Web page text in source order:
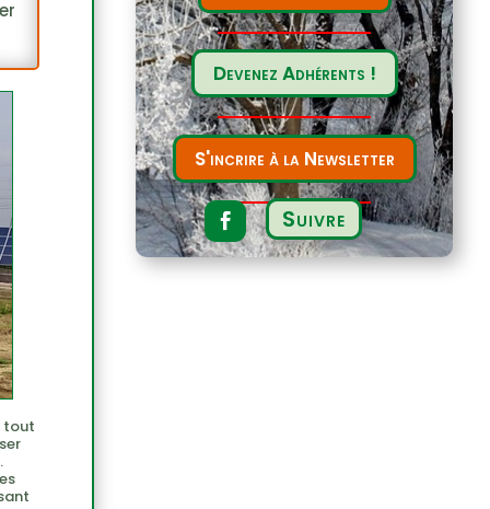
tout
Devenez Adhérents !
S'incrire à la Newsletter
Suivre